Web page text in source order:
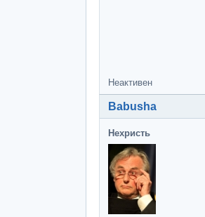
Неактивен
Babusha
Нехристь